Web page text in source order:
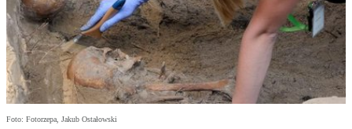
Foto: Fotorzepa, Jakub Ostałowski